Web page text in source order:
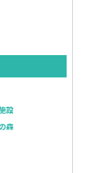
設
森